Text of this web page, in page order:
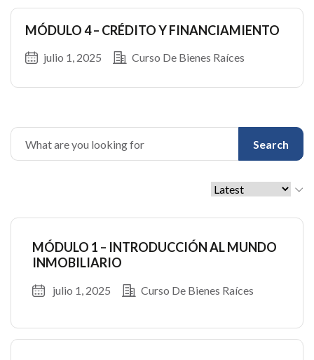
MÓDULO 4 – CRÉDITO Y FINANCIAMIENTO
julio 1, 2025 Curso De Bienes Raíces
Search
MÓDULO 1 – INTRODUCCIÓN AL MUNDO
INMOBILIARIO
julio 1, 2025 Curso De Bienes Raíces